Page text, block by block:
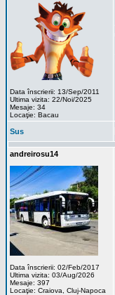
Data înscrierii: 13/Sep/2011
Ultima vizita: 22/Noi/2025
Mesaje: 34
Locaţie: Bacau
Sus
andreirosu14
Data înscrierii: 02/Feb/2017
Ultima vizita: 03/Aug/2026
Mesaje: 397
Locaţie: Craiova, Cluj-Napoca